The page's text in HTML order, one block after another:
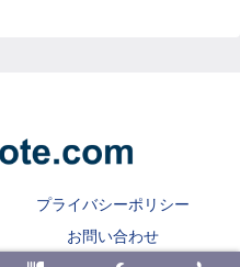
プライバシーポリシー
お問い合わせ